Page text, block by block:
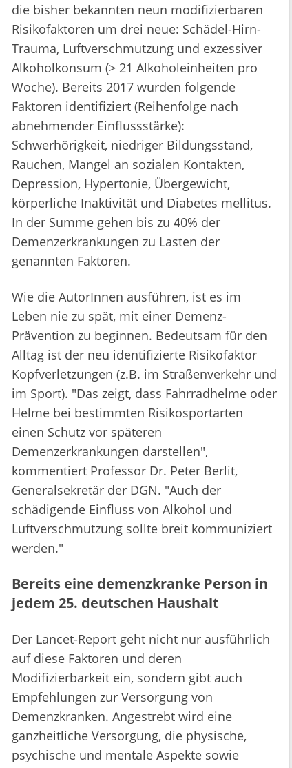
die bisher bekannten neun modifizierbaren
Risikofaktoren um drei neue: Schädel-Hirn-
Trauma, Luftverschmutzung und exzessiver
Alkoholkonsum (> 21 Alkoholeinheiten pro
Woche). Bereits 2017 wurden folgende
Faktoren identifiziert (Reihenfolge nach
abnehmender Einflussstärke):
Schwerhörigkeit, niedriger Bildungsstand,
Rauchen, Mangel an sozialen Kontakten,
Depression, Hypertonie, Übergewicht,
körperliche Inaktivität und Diabetes mellitus.
In der Summe gehen bis zu 40% der
Demenzerkrankungen zu Lasten der
genannten Faktoren.
Wie die AutorInnen ausführen, ist es im
Leben nie zu spät, mit einer Demenz-
Prävention zu beginnen. Bedeutsam für den
Alltag ist der neu identifizierte Risikofaktor
Kopfverletzungen (z.B. im Straßenverkehr und
im Sport). "Das zeigt, dass Fahrradhelme oder
Helme bei bestimmten Risikosportarten
einen Schutz vor späteren
Demenzerkrankungen darstellen",
kommentiert Professor Dr. Peter Berlit,
Generalsekretär der DGN. "Auch der
schädigende Einfluss von Alkohol und
Luftverschmutzung sollte breit kommuniziert
werden."
Bereits eine demenzkranke Person in
jedem 25. deutschen Haushalt
Der Lancet-Report geht nicht nur ausführlich
auf diese Faktoren und deren
Modifizierbarkeit ein, sondern gibt auch
Empfehlungen zur Versorgung von
Demenzkranken. Angestrebt wird eine
ganzheitliche Versorgung, die physische,
psychische und mentale Aspekte sowie